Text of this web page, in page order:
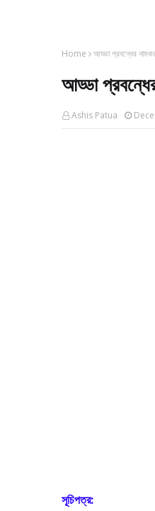
Home আড্ডা প্রবন্ধের
আড্ডা
Ashis Patua
সূচিপত্র: